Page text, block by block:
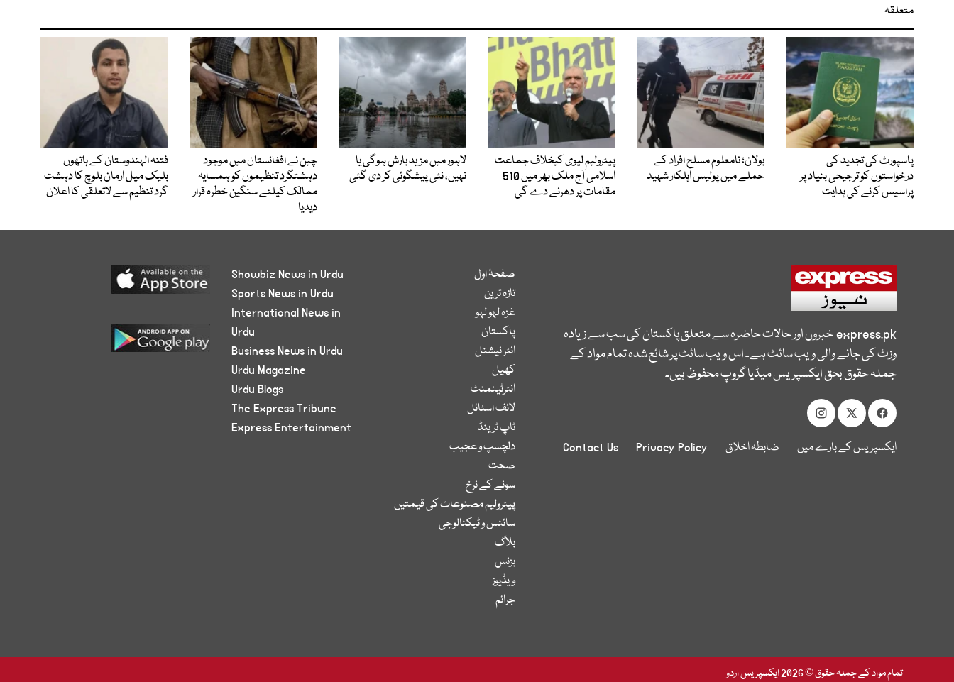
متعلقہ
پاسپورٹ کی تجدید کی
درخواستوں کو ترجیحی بنیاد پر
پراسیس کرنے کی ہدایت
بولان؛ نامعلوم مسلح افراد کے
حملے میں پولیس اہلکار شہید
پیٹرولیم لیوی کیخلاف جماعت
اسلامی آج ملک بھر میں 510
مقامات پر دھرنے دے گی
لاہور میں مزید بارش ہوگی یا
نہیں، نئی پیشگوئی کر دی گئی
چین نے افغانستان میں موجود
دہشتگرد تنظیموں کو ہمسایہ
ممالک کیلئے سنگین خطرہ قرار
دیدیا
فتنہ الہندوستان کے ہاتھوں
بلیک میل ارمان بلوچ کا دہشت
گرد تنظیم سے لاتعلقی کا اعلان
express.pkخبروں اور حالات حاضرہ سے متعلق پاکستان کی سب سے زیادہ
وزٹ کی جانے والی ویب سائٹ ہے۔ اس ویب سائٹ پر شائع شدہ تمام مواد کے
جملہ حقوق بحق ایکسپریس میڈیا گروپ محفوظ ہیں۔
ایکسپریس کے بارے میں ضابطہ اخلاق Privacy Policy
Contact Us
صفحۂ اول
تازہ ترین
غزہ لہو لہو
پاکستان
انٹر نیشنل
کھیل
انٹرٹینمنٹ
لائف اسٹائل
ٹاپ ٹرینڈ
دلچسپ و عجیب
صحت
سونے کے نرخ
پیٹرولیم مصنوعات کی قیمتیں
سائنس و ٹیکنالوجی
بلاگ
بزنس
ویڈیوز
جرائم
Showbiz News in Urdu
Sports News in Urdu
International News in
Urdu
Business News in Urdu
Urdu Magazine
Urdu Blogs
The Express Tribune
Express Entertainment
تمام مواد کے جملہ حقوق © 2026 ایکسپریس اردو